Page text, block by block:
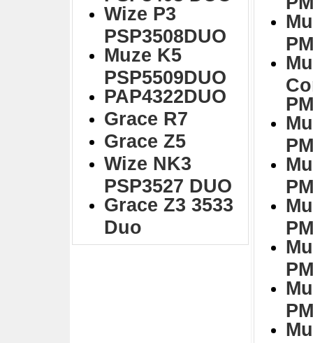
Wize P3
PSP3508DUO
Muze K5
PSP5509DUO
PAP4322DUO
Grace R7
Grace Z5
Wize NK3
PSP3527 DUO
Grace Z3 3533
Duo